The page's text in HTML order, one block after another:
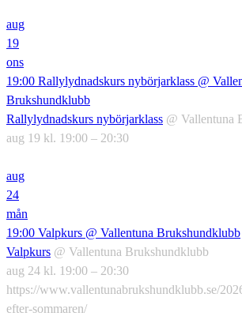
aug
19
ons
19:00 Rallylydnadskurs nybörjarklass @
Brukshundklubb
Rallylydnadskurs nybörjarklass @ Vallentuna
aug 19 kl. 19:00 – 20:30
aug
24
mån
19:00 Valpkurs @ Vallentuna Brukshundklubb
Valpkurs @ Vallentuna Brukshundklubb
aug 24 kl. 19:00 – 20:30
https://www.vallentunabrukshundklubb.se/
efter-sommaren/